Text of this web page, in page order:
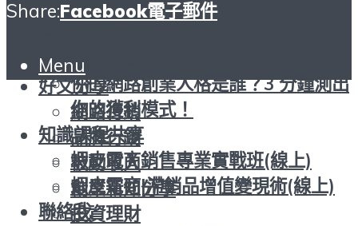
創業新知分享
找出您的財富DNA測驗
你的網路創業人格是誰？3 分鐘測出
你的獲利模式！
知識課程共享
蝦皮電商銷售專業實戰班(線上)
蝦皮電商|滯銷品增值變現術(線上)
聯絡我
關於我
好文分享
網路行銷
品牌行銷
被動收入
創業新知分享
投資理財
Share:Facebook電子郵件
Menu